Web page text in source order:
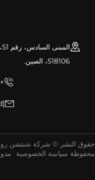
518106، الصين.
+86-18925258235
[email protected]
النشر © شركة شنتشن رونبنغ
سياسة الخصوصية مدونة